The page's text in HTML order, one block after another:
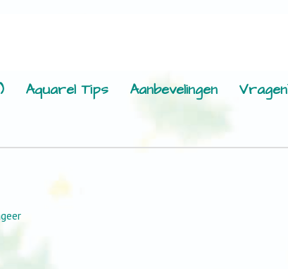
Aquarel Tips Aanbevelingen